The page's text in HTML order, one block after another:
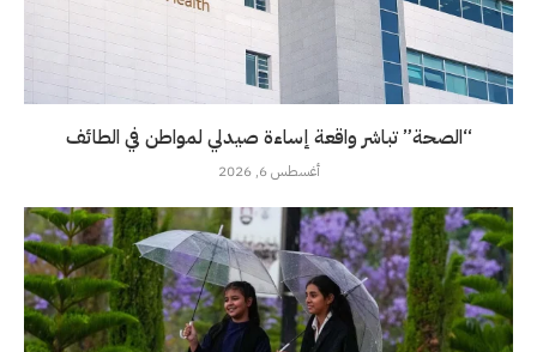
“الصحة” تباشر واقعة إساءة صيدلي لمواطن في الطائف
أغسطس 6, 2026